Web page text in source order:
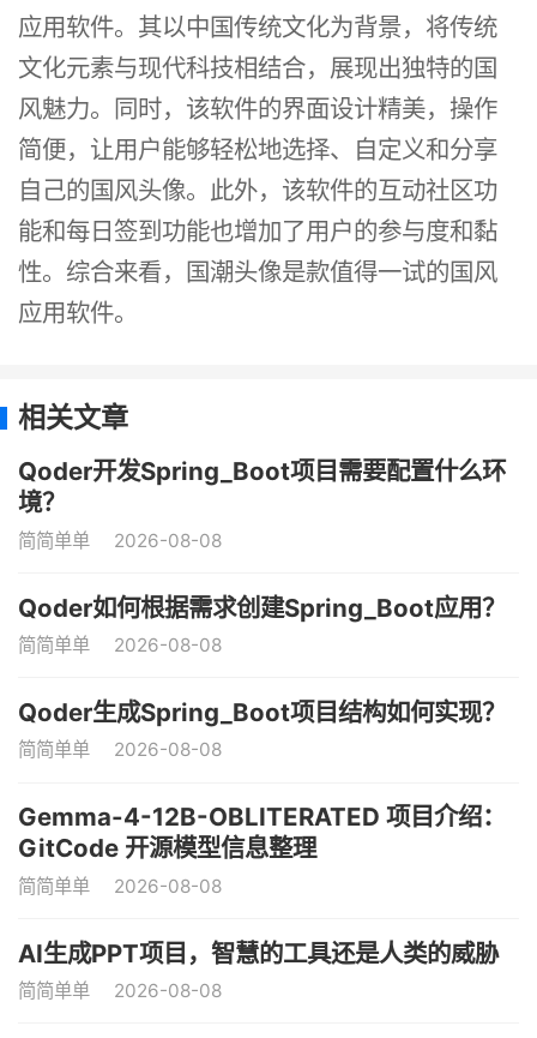
应用软件。其以中国传统文化为背景，将传统
文化元素与现代科技相结合，展现出独特的国
风魅力。同时，该软件的界面设计精美，操作
简便，让用户能够轻松地选择、自定义和分享
自己的国风头像。此外，该软件的互动社区功
能和每日签到功能也增加了用户的参与度和黏
性。综合来看，国潮头像是款值得一试的国风
应用软件。
相关文章
Qoder开发Spring_Boot项目需要配置什么环
境？
简简单单 2026-08-08
Qoder如何根据需求创建Spring_Boot应用？
简简单单 2026-08-08
Qoder生成Spring_Boot项目结构如何实现？
简简单单 2026-08-08
Gemma-4-12B-OBLITERATED 项目介绍：
GitCode 开源模型信息整理
简简单单 2026-08-08
AI生成PPT项目，智慧的工具还是人类的威胁
简简单单 2026-08-08